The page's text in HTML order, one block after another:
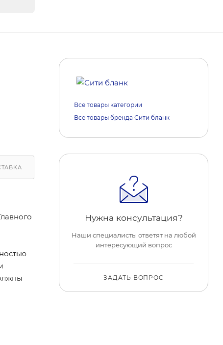
Все товары категории
Все товары бренда Сити бланк
Нужна консультация?
Наши специалисты ответят на любой
интересующий вопрос
ЗАДАТЬ ВОПРОС